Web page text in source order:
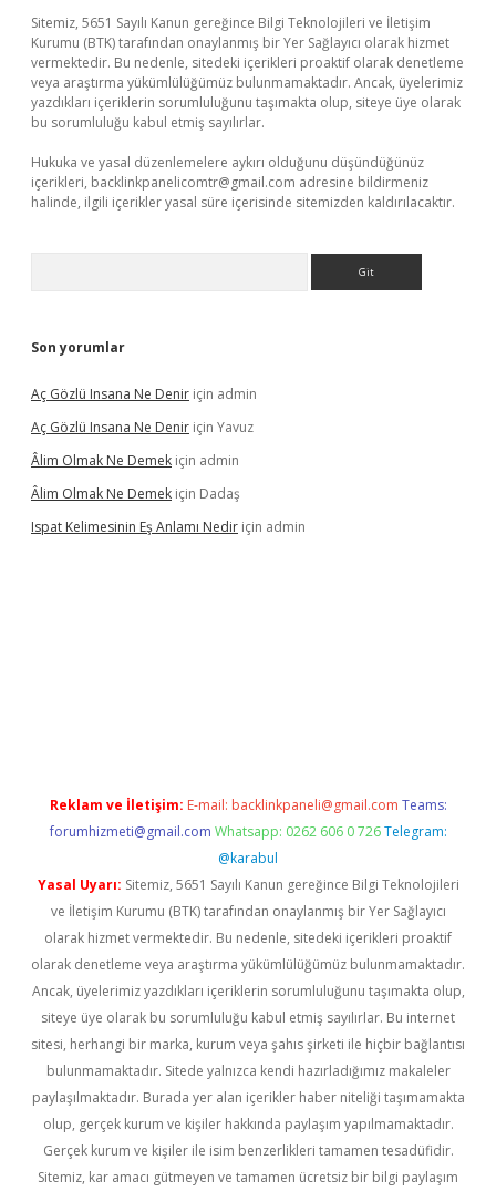
Sitemiz, 5651 Sayılı Kanun gereğince Bilgi Teknolojileri ve İletişim
Kurumu (BTK) tarafından onaylanmış bir Yer Sağlayıcı olarak hizmet
vermektedir. Bu nedenle, sitedeki içerikleri proaktif olarak denetleme
veya araştırma yükümlülüğümüz bulunmamaktadır. Ancak, üyelerimiz
yazdıkları içeriklerin sorumluluğunu taşımakta olup, siteye üye olarak
bu sorumluluğu kabul etmiş sayılırlar.
Hukuka ve yasal düzenlemelere aykırı olduğunu düşündüğünüz
içerikleri, backlinkpanelicomtr@gmail.com adresine bildirmeniz
halinde, ilgili içerikler yasal süre içerisinde sitemizden kaldırılacaktır.
Son yorumlar
Aç Gözlü Insana Ne Denir için admin
Aç Gözlü Insana Ne Denir için Yavuz
Âlim Olmak Ne Demek için admin
Âlim Olmak Ne Demek için Dadaş
Ispat Kelimesinin Eş Anlamı Nedir için admin
Reklam ve İletişim: E-mail: backlinkpaneli@gmail.com Teams:
forumhizmeti@gmail.com Whatsapp: 0262 606 0 726 Telegram:
@karabul
Yasal Uyarı: Sitemiz, 5651 Sayılı Kanun gereğince Bilgi Teknolojileri
ve İletişim Kurumu (BTK) tarafından onaylanmış bir Yer Sağlayıcı
olarak hizmet vermektedir. Bu nedenle, sitedeki içerikleri proaktif
olarak denetleme veya araştırma yükümlülüğümüz bulunmamaktadır.
Ancak, üyelerimiz yazdıkları içeriklerin sorumluluğunu taşımakta olup,
siteye üye olarak bu sorumluluğu kabul etmiş sayılırlar. Bu internet
sitesi, herhangi bir marka, kurum veya şahıs şirketi ile hiçbir bağlantısı
bulunmamaktadır. Sitede yalnızca kendi hazırladığımız makaleler
paylaşılmaktadır. Burada yer alan içerikler haber niteliği taşımamakta
olup, gerçek kurum ve kişiler hakkında paylaşım yapılmamaktadır.
Gerçek kurum ve kişiler ile isim benzerlikleri tamamen tesadüfidir.
Sitemiz, kar amacı gütmeyen ve tamamen ücretsiz bir bilgi paylaşım